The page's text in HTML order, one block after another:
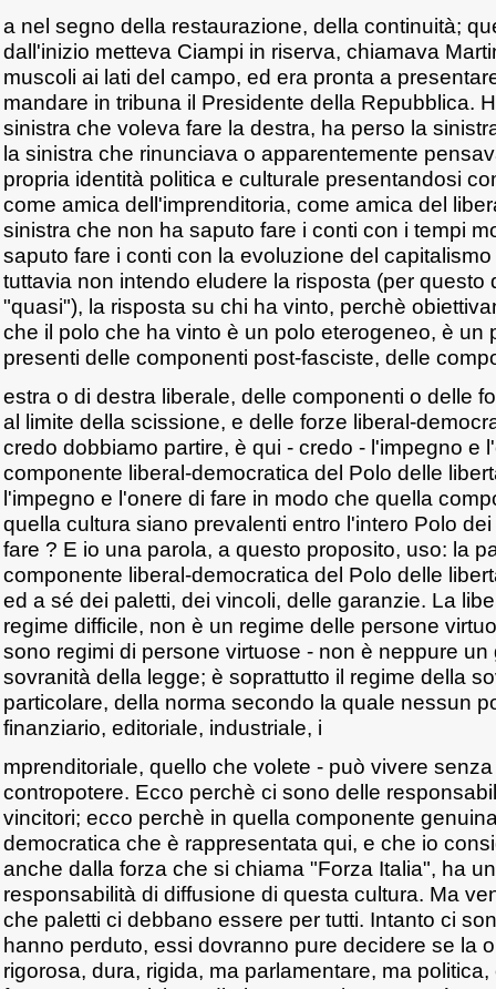
a nel segno della restaurazione, della continuità;
dall'inizio metteva Ciampi in riserva, chiamava
muscoli ai lati del campo, ed era pronta a
mandare in tribuna il Presidente della Repubblica.
sinistra che voleva fare la destra, ha perso la
la sinistra che rinunciava o apparentemente
propria identità politica e culturale presentandosi
come amica dell'imprenditoria, come amica del
sinistra che non ha saputo fare i conti con i tempi
saputo fare i conti con la evoluzione del
tuttavia non intendo eludere la risposta (per questo
"quasi"), la risposta su chi ha vinto, perchè
che il polo che ha vinto è un polo eterogeneo, è un
presenti delle componenti post-fasciste, delle
estra o di destra liberale, delle componenti o delle
al limite della scissione, e delle forze liberal-
credo dobbiamo partire, è qui - credo - l'impegno e
componente liberal-democratica del Polo delle
l'impegno e l'onere di fare in modo che quella
quella cultura siano prevalenti entro l'intero Polo
fare ? E io una parola, a questo proposito, uso: la
componente liberal-democratica del Polo delle
ed a sé dei paletti, dei vincoli, delle garanzie. La
regime difficile, non è un regime delle persone
sono regimi di persone virtuose - non è neppure
sovranità della legge; è soprattutto il regime della
particolare, della norma secondo la quale nessun
finanziario, editoriale, industriale, i
mprenditoriale, quello che volete - può vivere
contropotere. Ecco perchè ci sono delle
vincitori; ecco perchè in quella componente
democratica che è rappresentata qui, e che io
anche dalla forza che si chiama "Forza Italia", ha
responsabilità di diffusione di questa cultura. Ma
che paletti ci debbano essere per tutti. Intanto ci
hanno perduto, essi dovranno pure decidere se la
rigorosa, dura, rigida, ma parlamentare, ma